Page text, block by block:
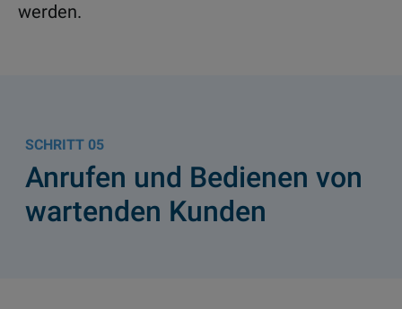
werden.
05
Anrufen und Bedienen von
wartenden Kunden